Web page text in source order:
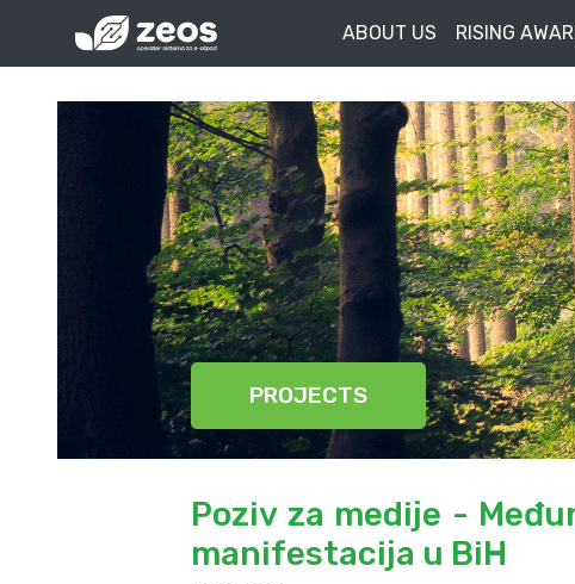
ABOUT US RISING
PROJECTS
Poziv za medije -
manifestacija u BiH